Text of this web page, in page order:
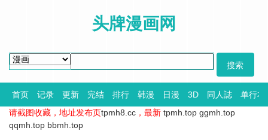
头牌漫画网
首页 记录 更新 完结 排行 韩漫 日漫 3D 同人誌
单行本
请截图收藏，地址发布页tpmh8.cc ，最新 tpmh.top ggmh.top
qqmh.top bbmh.top